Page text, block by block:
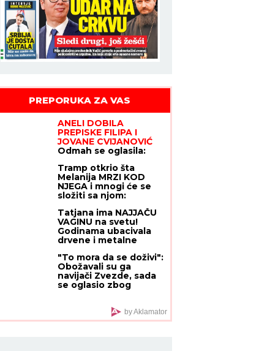
PREPORUKA ZA VAS
ANELI DOBILA
PREPISKE FILIPA I
JOVANE CVIJANOVIĆ
Odmah se oglasila:
evo da li je
kontaktirala Đukića
Tramp otkrio šta
Melanija MRZI KOD
NJEGA i mnogi će se
složiti sa njom:
PREDSEDNICI NE
RADE", stavila mu da
znanja da i drugima
smeta, ali se
pristojnosti
Tatjana ima NAJJAČU
VAGINU na svetu!
Godinama ubacivala
drvene i metalne
intimnim mišićima
podigla 14 kilograma i
postala globalno
poznata
"To mora da se doživi":
Obožavali su ga
navijači Zvezde, sada
se oglasio zbog
by Aklamator